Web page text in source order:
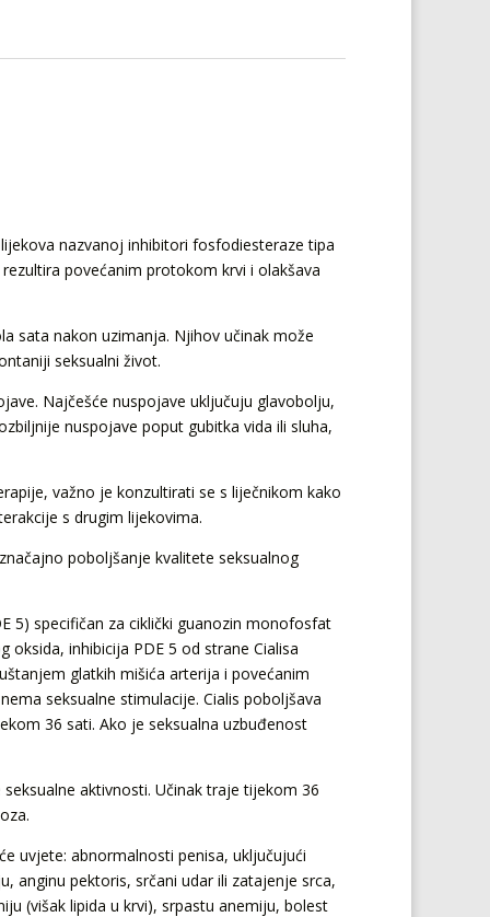
nazvanoj inhibitori fosfodiesteraze tipa
povećanim protokom krvi i olakšava
sata nakon uzimanja. Njihov učinak može
seksualni život.
Najčešće nuspojave uključuju glavobolju,
nuspojave poput gubitka vida ili sluha,
važno je konzultirati se s liječnikom kako
s drugim lijekovima.
poboljšanje kvalitete seksualnog
5) specifičan za ciklički guanozin monofosfat
oksida, inhibicija PDE 5 od strane Cialisa
glatkih mišića arterija i povećanim
seksualne stimulacije. Cialis poboljšava
36 sati. Ako je seksualna uzbuđenost
aktivnosti. Učinak traje tijekom 36
uvjete: abnormalnosti penisa, uključujući
anginu pektoris, srčani udar ili zatajenje srca,
(višak lipida u krvi), srpastu anemiju, bolest